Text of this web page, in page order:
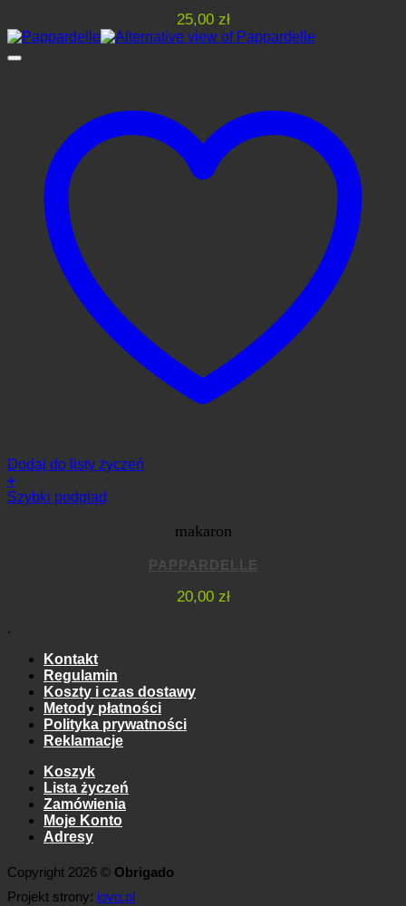
25,00 zł
Dodaj do listy życzeń
+
Szybki podgląd
makaron
PAPPARDELLE
20,00 zł
.
Kontakt
Regulamin
Koszty i czas dostawy
Metody płatności
Polityka prywatności
Reklamacje
Koszyk
Lista życzeń
Zamówienia
Moje Konto
Adresy
Copyright 2026 © Obrigado
Projekt strony: iovo.pl